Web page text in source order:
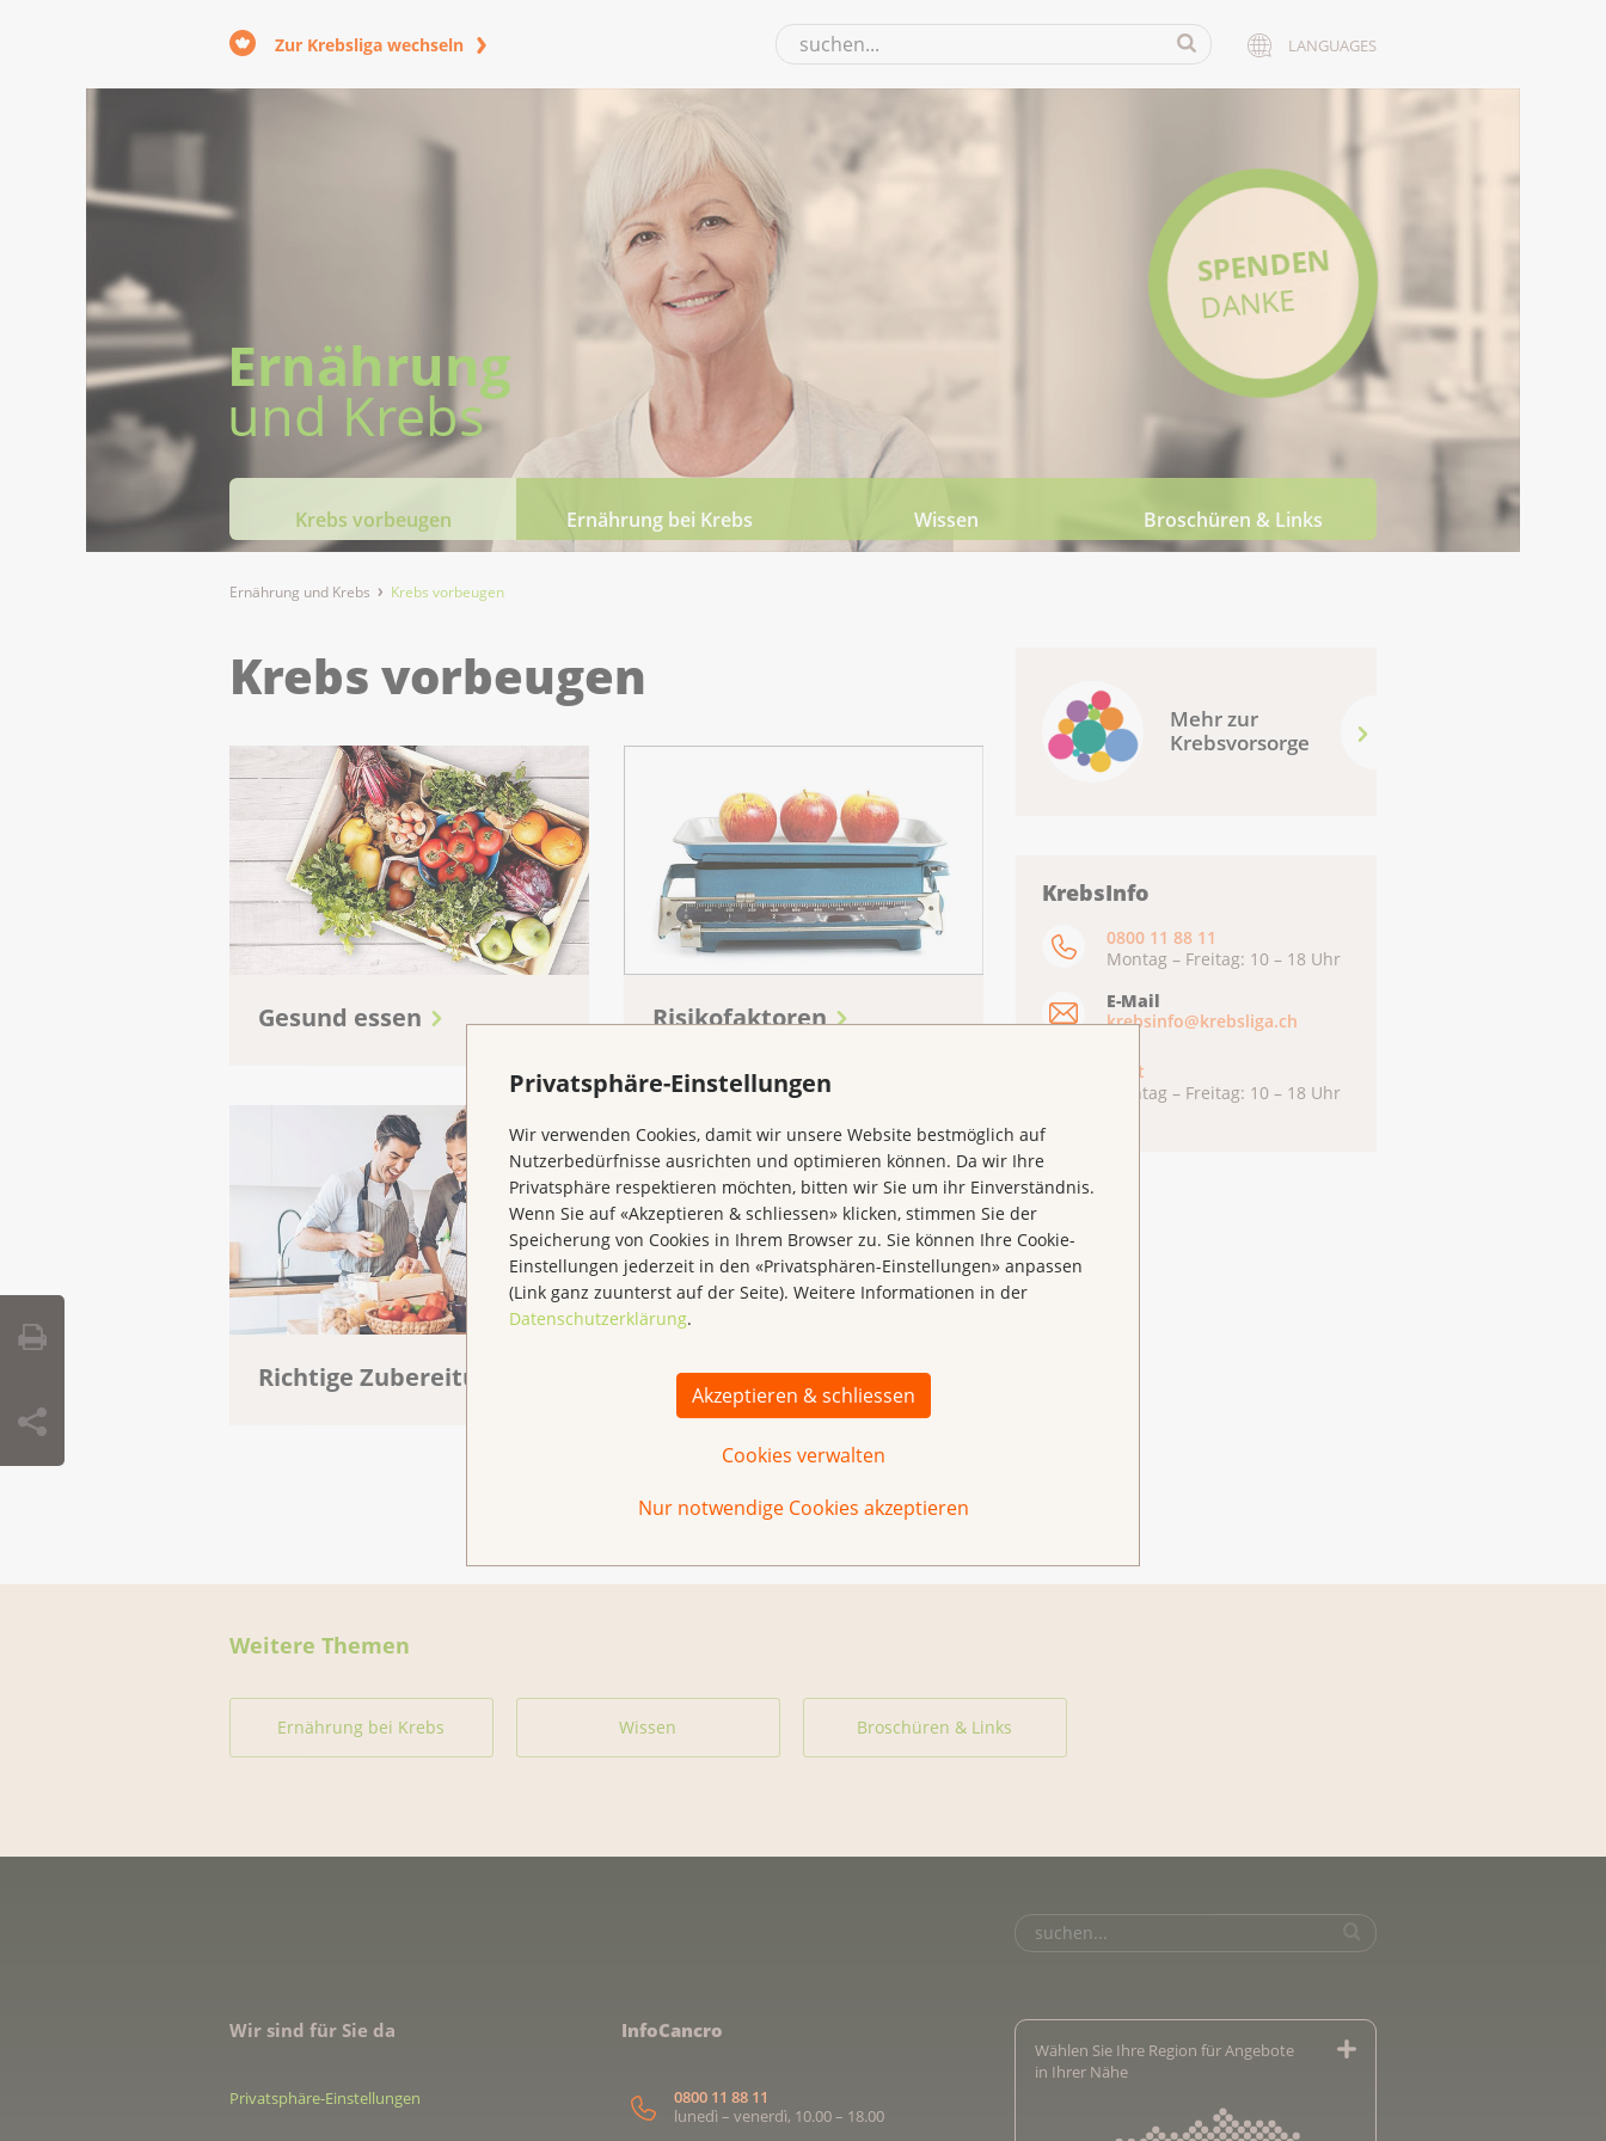
Privatsphäre-Einstellungen
Wir verwenden Cookies, damit wir unsere Website bestmöglich auf
Nutzerbedürfnisse ausrichten und optimieren können. Da wir Ihre
Privatsphäre respektieren möchten, bitten wir Sie um ihr Einverständnis.
Wenn Sie auf «Akzeptieren & schliessen» klicken, stimmen Sie der
Speicherung von Cookies in Ihrem Browser zu. Sie können Ihre Cookie-
Einstellungen jederzeit in den «Privatsphären-Einstellungen» anpassen
(Link ganz zuunterst auf der Seite). Weitere Informationen in der
Datenschutzerklärung.
Akzeptieren & schliessen
Cookies verwalten
Nur notwendige Cookies akzeptieren
Zur Krebsliga wechseln LANGUAGES
SPENDEN
DANKE
Ernährung
und Krebs
Krebs vorbeugen Ernährung bei Krebs Wissen Broschüren & Links
Ernährung und Krebs Krebs vorbeugen
Krebs vorbeugen
Gesund essen Risikofaktoren
Richtige Zubereitung
Vitamine, Mineralstoffe,
Sekundäre
Mehr zur
Krebsvorsorge
KrebsInfo
0800 11 88 11
Montag – Freitag: 10 – 18 Uhr
E-Mail
krebsinfo@krebsliga.ch
Chat
Montag – Freitag: 10 – 18 Uhr
Weitere Themen
Ernährung bei Krebs Wissen Broschüren & Links
Wir sind für Sie da
Privatsphäre-Einstellungen
InfoCancro
0800 11 88 11
lunedì – venerdì, 10.00 – 18.00
Wählen Sie Ihre Region für Angebote
in Ihrer Nähe